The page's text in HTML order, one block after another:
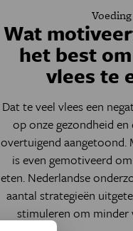
Voeding
Wat
het best
vlees te
Dat te veel vlees een
op onze gezondheid
overtuigend aangetoond.
is even gemotiveerd
eten. Nederlandse
aantal strategieën
stimuleren om minder